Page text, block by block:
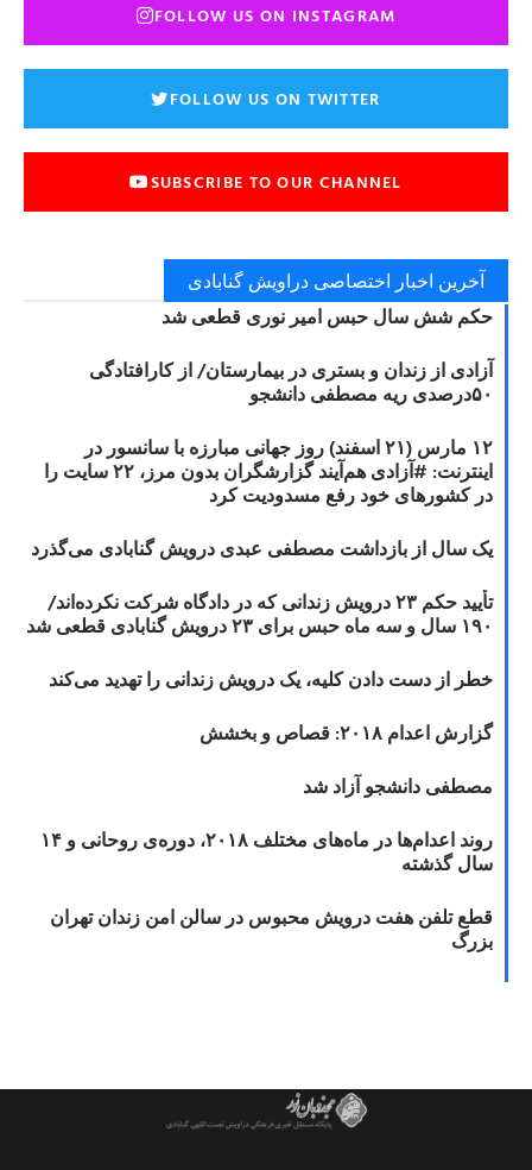
FOLLOW US ON INSTAGRAM
FOLLOW US ON TWITTER
SUBSCRIBE TO OUR CHANNEL
آخرین اخبار اختصاصی دراویش گنابادی
حکم شش سال حبس امیر نوری قطعی شد
آزادی از زندان و بستری در بیمارستان/ از کارافتادگی
۵۰درصدی ریه مصطفی دانشجو
۱۲ مارس (۲۱ اسفند) روز جهانی مبارزه با سانسور در
اینترنت: #آزادی هم‌آیند گزارشگران‌ بدون مرز، ۲۲ سایت را
در کشورهای خود رفع مسدودیت کرد
یک سال از بازداشت مصطفی عبدی درویش گنابادی می‌گذرد
تأیید حکم ۲۳ درویش زندانی که در دادگاه شرکت نکرده‌اند/
۱۹۰ سال و سه ماه حبس برای ۲۳ درویش گنابادی قطعی شد
خطر از دست دادن کلیه، یک درویش زندانی را تهدید می‌کند
گزارش اعدام ۲۰۱۸: قصاص و بخشش
مصطفی دانشجو آزاد شد
روند اعدام‌ها در ماه‌های مختلف ۲۰۱۸، دوره‌ی روحانی و ۱۴
سال گذشته
قطع تلفن هفت درویش محبوس در سالن امن زندان تهران
بزرگ